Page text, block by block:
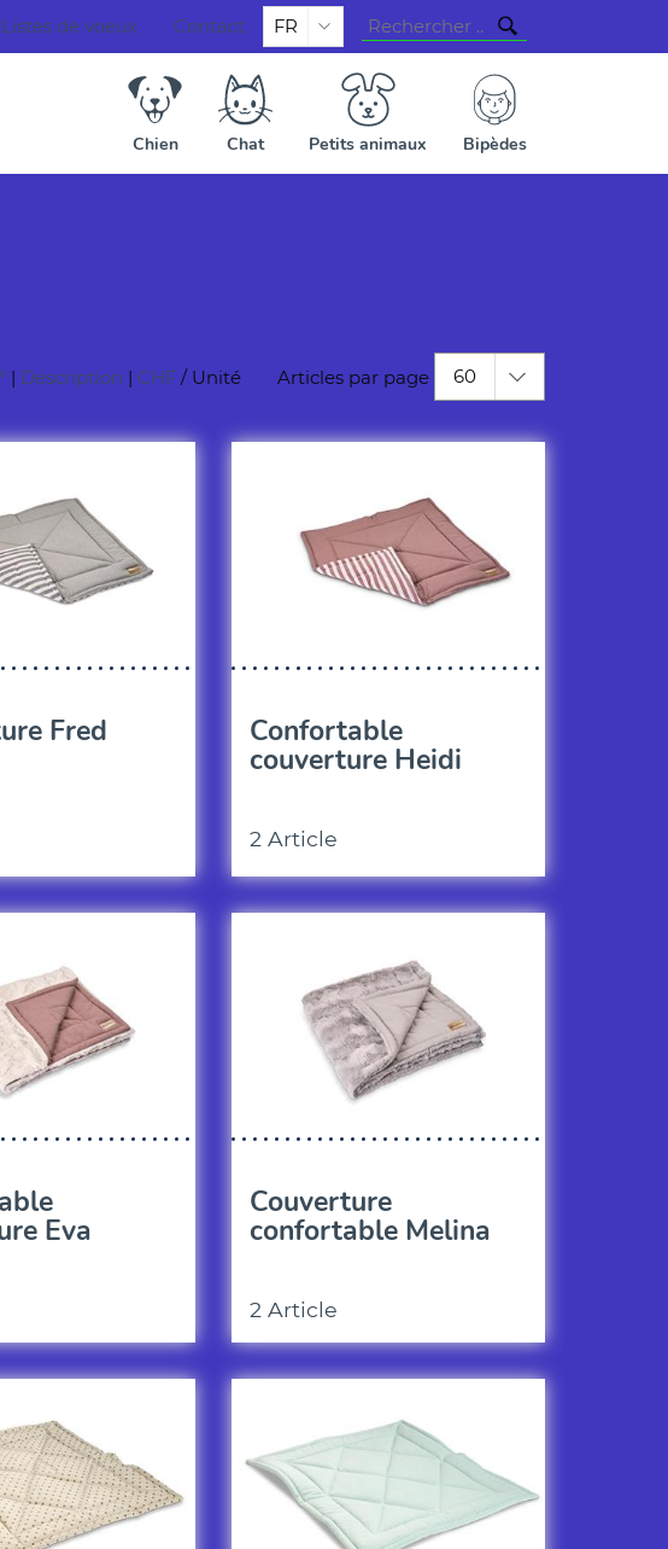
Listes de voeux Contact FR
Chien Chat Petits animaux Bipèdes
Articles par page 60
| Description | CHF / Unité
Fred Confortable
couverture Heidi
2 Article
Eva
Couverture
confortable Melina
2 Article